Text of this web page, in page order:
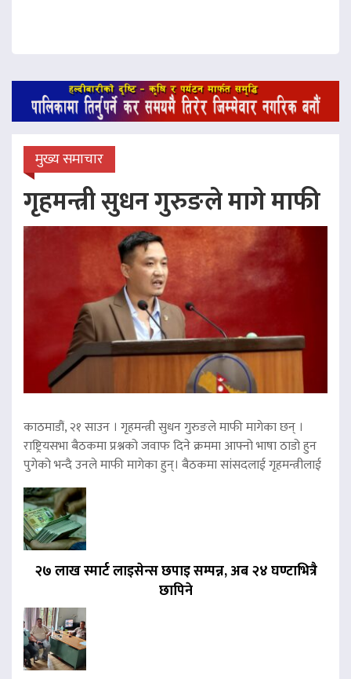
मुख्य समाचार
गृहमन्त्री सुधन गुरुङले मागे माफी
काठमाडौं, २१ साउन । गृहमन्त्री सुधन गुरुङले माफी मागेका छन् ।
राष्ट्रियसभा बैठकमा प्रश्नको जवाफ दिने क्रममा आफ्नो भाषा ठाडो हुन
पुगेको भन्दै उनले माफी मागेका हुन्। बैठकमा सांसदलाई गृहमन्त्रीलाई
२७ लाख स्मार्ट लाइसेन्स छपाइ सम्पन्न, अब २४ घण्टाभित्रै
छापिने